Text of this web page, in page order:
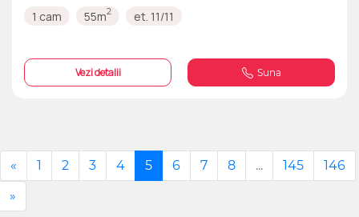
1 cam
55m2 et. 11/11
Vezi detalii Suna
« 1 2 3 4 5 6 7 8 ... 145
146
»